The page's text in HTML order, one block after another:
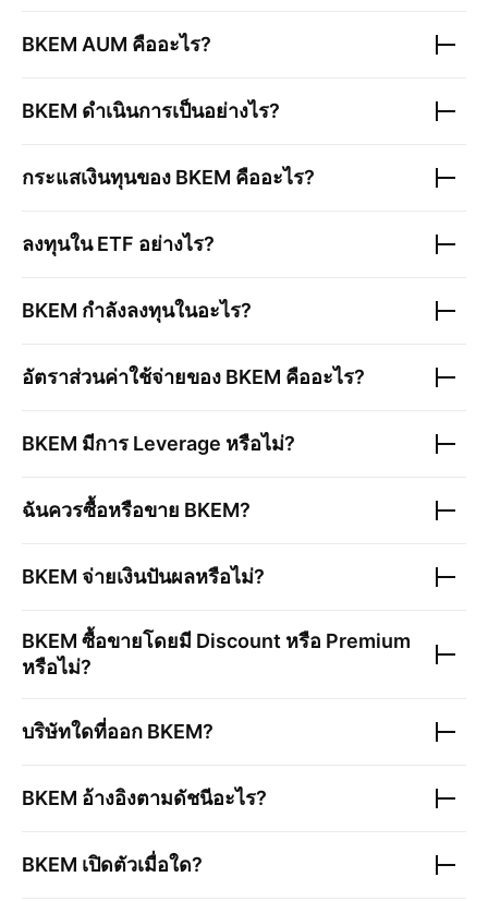
BKEM AUM คืออะไร?
BKEM ดำเนินการเป็นอย่างไร?
กระแสเงินทุนของ BKEM คืออะไร?
ลงทุนใน ETF อย่างไร?
BKEM กำลังลงทุนในอะไร?
อัตราส่วนค่าใช้จ่ายของ BKEM คืออะไร?
BKEM มีการ Leverage หรือไม่?
ฉันควรซื้อหรือขาย BKEM?
BKEM จ่ายเงินปันผลหรือไม่?
BKEM ซื้อขายโดยมี Discount หรือ Premium
หรือไม่?
บริษัทใดที่ออก BKEM?
BKEM อ้างอิงตามดัชนีอะไร?
BKEM เปิดตัวเมื่อใด?